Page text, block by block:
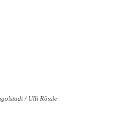
/ Ulli Rössle